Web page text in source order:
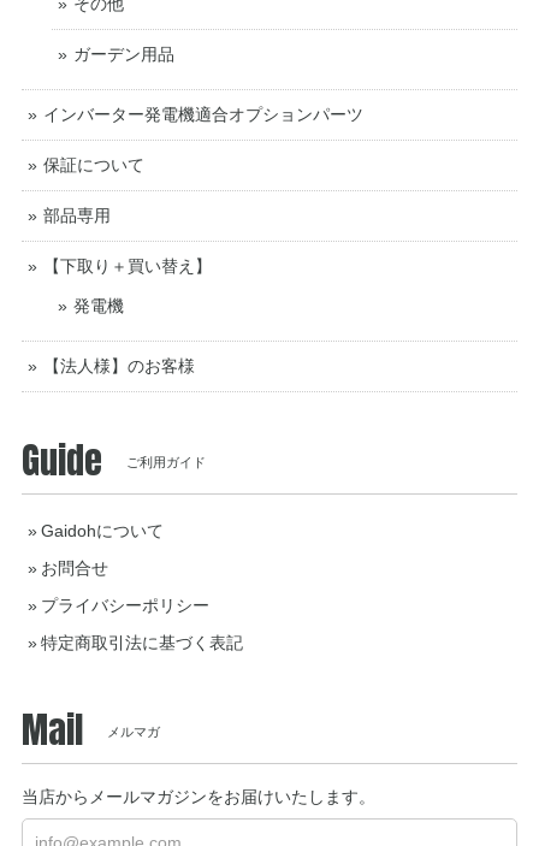
その他
ガーデン用品
インバーター発電機適合オプションパーツ
保証について
部品専用
【下取り＋買い替え】
発電機
【法人様】のお客様
Guide ご利用ガイド
Gaidohについて
お問合せ
プライバシーポリシー
特定商取引法に基づく表記
Mail メルマガ
当店からメールマガジンをお届けいたします。